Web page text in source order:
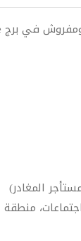
المغادر)
منطقة عمل